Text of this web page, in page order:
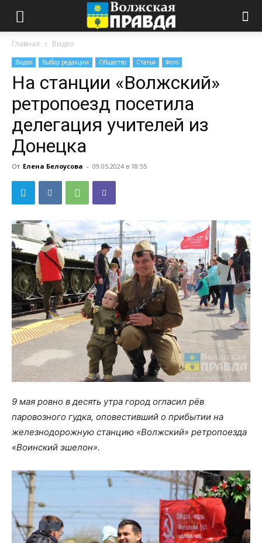
Главная Видео
Видео Выбор редакции Общество Статья Фото
На станции «Волжский»
ретропоезд посетила
делегация учителей из
Донецка
От Елена Белоусова - 09.05.2024 в 18:55
9 мая ровно в десять утра город огласил рёв
паровозного гудка, оповестивший о прибытии на
железнодорожную станцию «Волжский» ретропоезда
«Воинский эшелон».